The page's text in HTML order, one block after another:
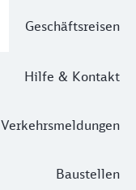
Geschäftsreisen
Hilfe & Kontakt
Verkehrsmeldungen
Baustellen